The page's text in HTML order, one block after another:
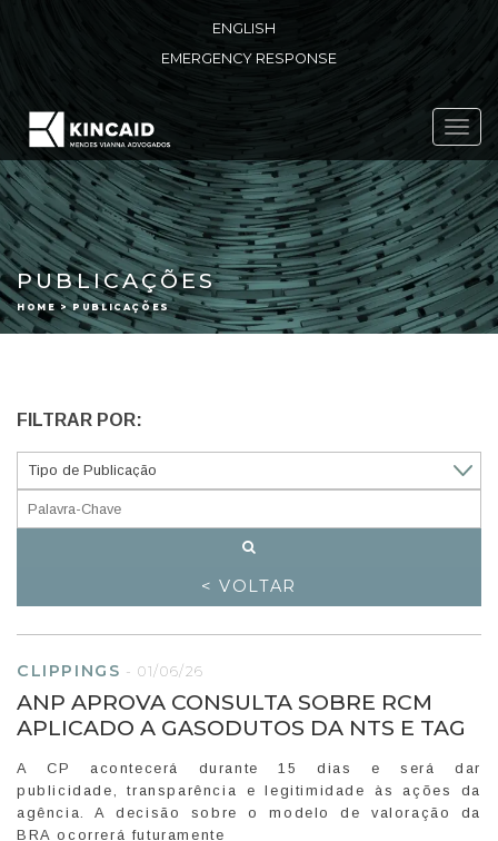
ENGLISH
EMERGENCY RESPONSE
PUBLICAÇÕES
HOME > PUBLICAÇÕES
FILTRAR POR:
< VOLTAR
CLIPPINGS -01/06/26
ANP APROVA CONSULTA SOBRE RCM
APLICADO A GASODUTOS DA NTS E TAG
A CP acontecerá durante 15 dias e será dar
publicidade, transparência e legitimidade às ações da
agência. A decisão sobre o modelo de valoração da
BRA ocorrerá futuramente